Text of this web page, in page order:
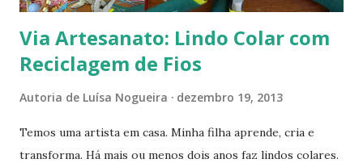
Via Artesanato: Lindo Colar com
Reciclagem de Fios
Autoria de Luísa Nogueira dezembro 19, 2013
Temos uma artista em casa. Minha filha aprende, cria e
transforma. Há mais ou menos dois anos faz lindos colares.